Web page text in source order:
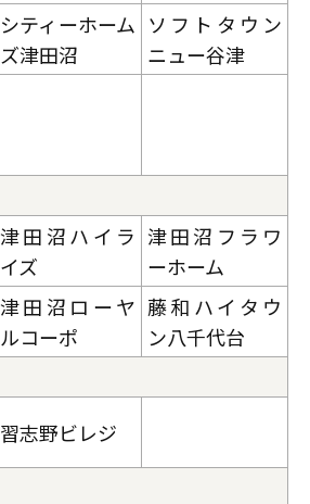
シティーホーム
ズ津田沼
ソフトタウン
ニュー谷津
津田沼ハイラ
イズ
津田沼フラワ
ーホーム
津田沼ローヤ
ルコーポ
藤和ハイタウ
ン八千代台
習志野ビレジ